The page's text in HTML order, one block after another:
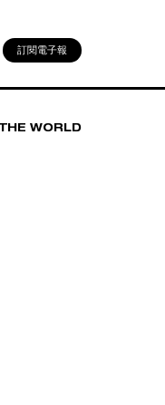
訂閱電子報
WORLD